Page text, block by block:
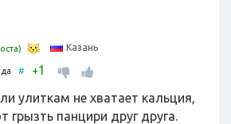
Казань
# +1
улиткам не хватает кальция,
грызть панцири друг друга.